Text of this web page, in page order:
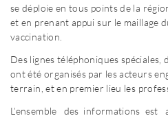
se déploie en tous points de la
et en prenant appui sur le maillage
vaccination.
Des lignes téléphoniques spéciales,
ont été organisés par les acteurs
terrain, et en premier lieu les
L’ensemble des informations